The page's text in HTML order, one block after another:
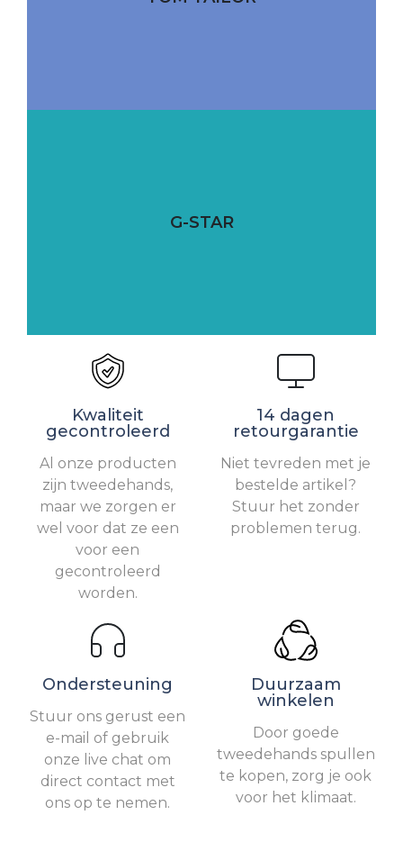
G-STAR
Kwaliteit
gecontroleerd
Al onze producten
zijn tweedehands,
maar we zorgen er
wel voor dat ze een
voor een
gecontroleerd
worden.
14 dagen
retourgarantie
Niet tevreden met je
bestelde artikel?
Stuur het zonder
problemen terug.
Ondersteuning
Stuur ons gerust een
e-mail of gebruik
onze live chat om
direct contact met
ons op te nemen.
Duurzaam
winkelen
Door goede
tweedehands spullen
te kopen, zorg je ook
voor het klimaat.